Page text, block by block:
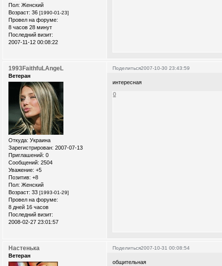
Пол: Женский
Возраст: 36 [1990-01-23]
Провел на форуме:
8 часов 28 минут
Последний визит:
2007-11-12 00:08:22
Поделиться2007-10-30 23:43:59
1993FaithfuLAngeL
Ветеран
Откуда: Украина
Зарегистрирован: 2007-07-13
Приглашений: 0
Сообщений: 2504
Уважение: +5
Позитив: +8
Пол: Женский
Возраст: 33 [1993-01-29]
Провел на форуме:
8 дней 16 часов
Последний визит:
2008-02-27 23:01:57
интересная
0
Поделиться2007-10-31 00:08:54
Настенька
Ветеран
общительная